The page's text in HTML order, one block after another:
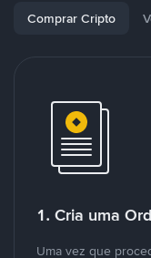
Comprar Cripto
1. Cria uma
Uma vez que